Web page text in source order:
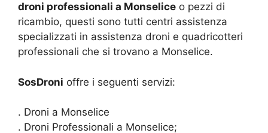
droni professionali a Monselice o pezzi di
ricambio, questi sono tutti centri assistenza
specializzati in assistenza droni e quadricotteri
professionali che si trovano a Monselice.
SosDroni offre i seguenti servizi:
. Droni a Monselice
. Droni Professionali a Monselice;